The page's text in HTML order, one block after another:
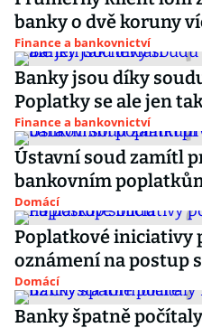
banky o dvě koruny
Finance a bankovnictví
Banky jsou díky
Poplatky se ale jen
Finance a bankovnictví
Ústavní soud zamítl
bankovním
Domácí
Poplatkové iniciativy
oznámení na postup
Domácí
Banky špatně